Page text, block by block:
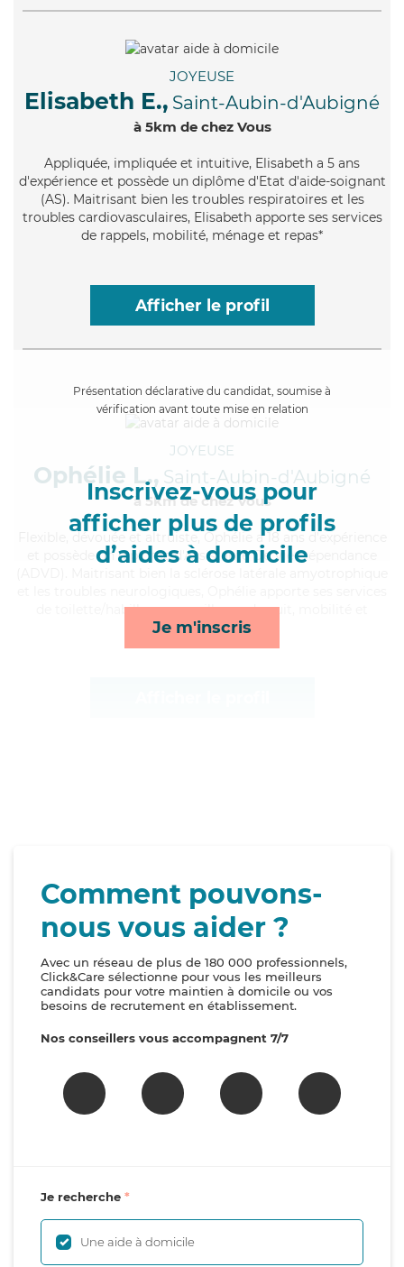
JOYEUSE
Elisabeth E., Saint-Aubin-d'Aubigné
à 5km de chez Vous
Appliquée, impliquée et intuitive, Elisabeth a 5 ans
d'expérience et possède un diplôme d'Etat d'aide-soignant
(AS). Maitrisant bien les troubles respiratoires et les
troubles cardiovasculaires, Elisabeth apporte ses services
de rappels, mobilité, ménage et repas*
Afficher le profil
Présentation déclarative du candidat, soumise à
vérification avant toute mise en relation
Inscrivez-vous pour
afficher plus de profils
d’aides à domicile
Je m'inscris
JOYEUSE
Ophélie L., Saint-Aubin-d'Aubigné
à 5km de chez Vous
, dévouée et altruiste, Ophélie a 18 ans d'expérience
et possède un diplôme d'Assistante De Vie Dépendance
de toilette/habillage, surveillance de nuit, mobilité et
ménage*
Comment pouvons-
nous vous aider ?
Avec un réseau de plus de 180 000 professionnels,
Click&Care sélectionne pour vous les meilleurs
candidats pour votre maintien à domicile ou vos
besoins de recrutement en établissement.
Nos conseillers vous accompagnent 7/7
Je recherche
Une aide à domicile